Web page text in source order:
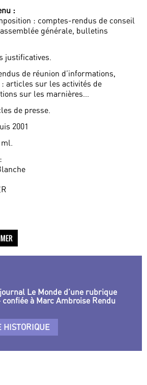
:
: comptes-rendus de conseil
générale, bulletins
justificatives.
de réunion d’informations,
articles sur les activités de
sur les marnières...
de presse.
2001
Le Monde d’une rubrique
à Marc Ambroise Rendu
HISTORIQUE